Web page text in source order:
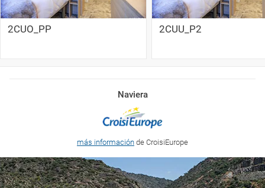
2CUO_PP 2CUU_P2
Naviera
más información de CroisiEurope